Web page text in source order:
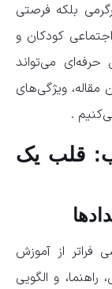
بلکه فرصتی
کودکان و
می‌تواند
مقاله، ویژگی‌های
.
قلب یک
فراتر از آموزش
و الگویی